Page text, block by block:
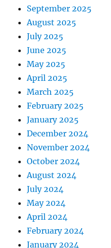
September 2025
August 2025
July 2025
June 2025
May 2025
April 2025
March 2025
February 2025
January 2025
December 2024
November 2024
October 2024
August 2024
July 2024
May 2024
April 2024
February 2024
January 2024